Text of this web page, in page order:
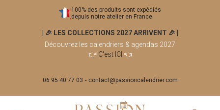
100% des produits sont expédiés
depuis notre atelier en France.
| 🎉 LES COLLECTIONS 2027 ARRIVENT 🎉
Découvrez les calendriers & agendas 2027
👉 C'est ICI 👈
06 95 40 77 03 contact@passioncalendrier.com